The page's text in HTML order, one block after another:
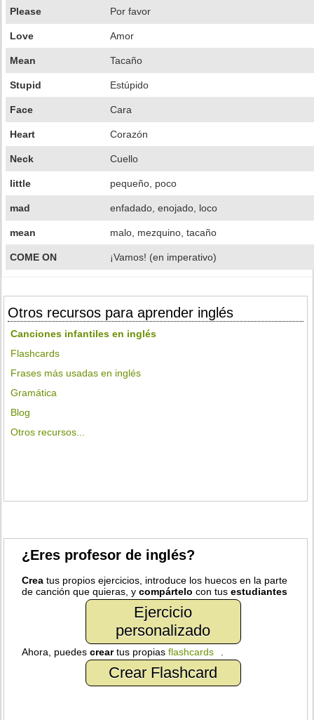
Please Por favor
Love Amor
Mean Tacaño
Stupid Estúpido
Face Cara
Heart Corazón
Neck Cuello
little pequeño, poco
mad enfadado, enojado, loco
mean malo, mezquino, tacaño
COME ON ¡Vamos! (en imperativo)
Otros recursos para aprender inglés
Canciones infantiles en inglés
Flashcards
Frases más usadas en inglés
Gramática
Blog
Otros recursos...
¿Eres profesor de inglés?
Crea tus propios ejercicios, introduce los huecos en la parte
de canción que quieras, ycompártelo con tusestudiantes
Ejercicio
personalizado
Ahora, puedescreartus propiasflashcards
Crear Flashcard